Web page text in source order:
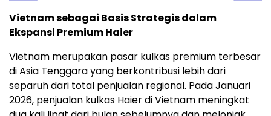
Vietnam sebagai Basis Strategis dalam
Ekspansi Premium Haier
Vietnam merupakan pasar kulkas premium terbesar
di Asia Tenggara yang berkontribusi lebih dari
separuh dari total penjualan regional. Pada Januari
2026, penjualan kulkas Haier di Vietnam meningkat